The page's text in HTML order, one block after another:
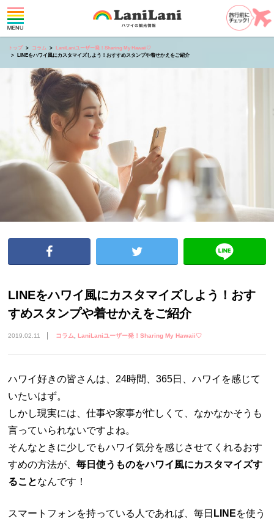
トップ コラム
LaniLaniユーザー発！Sharing My Hawaii♡
LINEをハワイ風にカスタマイズしよう！おすすめスタンプや着せかえをご紹介
LINEをハワイ風にカスタマイズしよう！おす
すめスタンプや着せかえをご紹介
2019.02.11 コラム LaniLaniユーザー発！Sharing My Hawaii♡
ハワイ好きの皆さんは、24時間、365日、ハワイを感じて
いたいはず。
しかし現実には、仕事や家事が忙しくて、なかなかそうも
言っていられないですよね。
そんなときに少しでもハワイ気分を感じさせてくれるおす
すめの方法が、毎日使うものをハワイ風にカスタマイズす
ることなんです！
スマートフォンを持っている人であれば、毎日 LINEを使う